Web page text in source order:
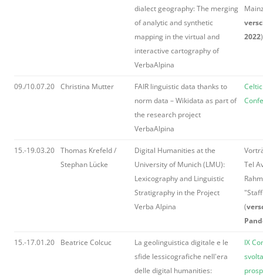
dialect geography: The merging
of analytic and synthetic
mapping in the virtual and
interactive cartography of
VerbaAlpina
2022)
09./10.07.20 Christina Mutter
FAIR linguistic data thanks to
norm data – Wikidata as part of
the research project
VerbaAlpina
15.-19.03.20 Thomas Krefeld /
Stephan Lücke
Digital Humanities at the
University of Munich (LMU):
Lexicography and Linguistic
Stratigraphy in the Project
Verba Alpina
Tel
(
15.-17.01.20 Beatrice Colcuc
La geolinguistica digitale e le
sfide lessicografiche nell'era
delle digital humanities:
IX